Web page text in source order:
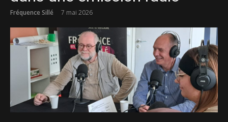
Fréquence Sillé 7 mai 2026